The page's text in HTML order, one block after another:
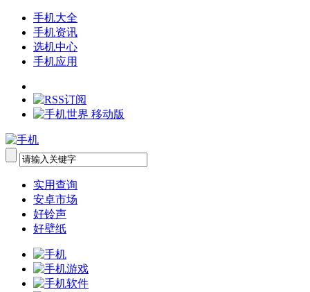
手机大全
手机资讯
选机中心
手机应用
实用查询
安卓市场
好铃声
好壁纸